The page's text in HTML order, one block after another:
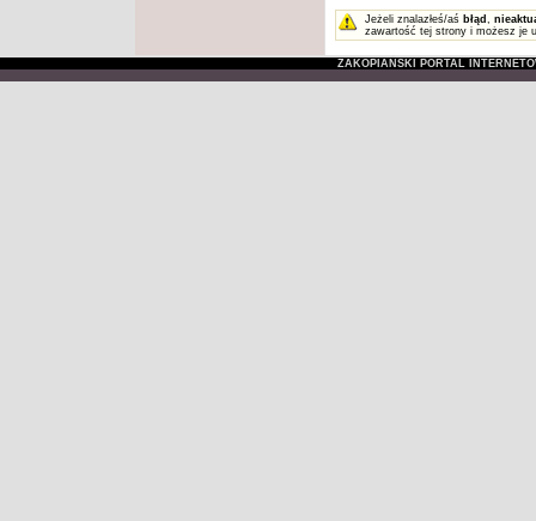
Jeżeli znalazłeś/aś błąd ,
zawartość tej strony i możesz je
ZAKOPIAŃSKI PORTAL